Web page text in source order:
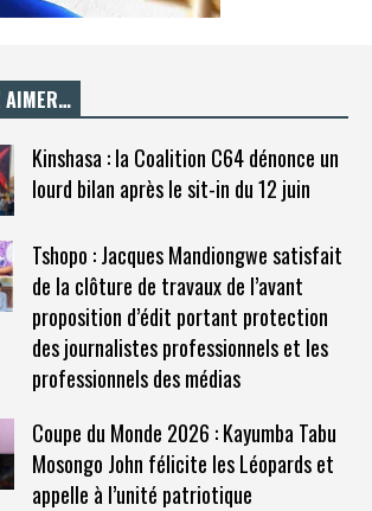
AIMER…
Kinshasa : la Coalition C64 dénonce un
lourd bilan après le sit-in du 12 juin
Tshopo : Jacques Mandiongwe satisfait
de la clôture de travaux de l’avant
proposition d’édit portant protection
des journalistes professionnels et les
professionnels des médias
Coupe du Monde 2026 : Kayumba Tabu
Mosongo John félicite les Léopards et
appelle à l’unité patriotique